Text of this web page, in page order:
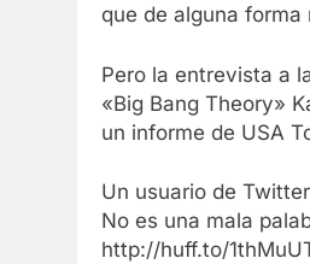
que de alguna
Pero la entrevista a
«Big Bang Theory»
un informe de USA
Un usuario de
No es una mala
http://huff.to/